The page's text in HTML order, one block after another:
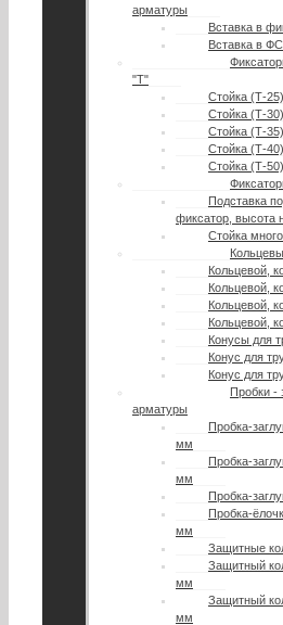
арматуры
Вставка в
Вставка в
"Т"
Стойка (Т-25)
Стойка (Т-30)
Стойка (Т-35)
Стойка (Т-40)
Стойка (Т-50)
Подставка
фиксатор, высота
Стойка
Кольцевой,
Кольцевой,
Кольцевой,
Кольцевой,
Конусы для
Конус для
Конус для
Пробки -
арматуры
Пробка-
мм
Пробка-
мм
Пробка-
Пробка-
мм
Защитные
Защитный
мм
Защитный
мм